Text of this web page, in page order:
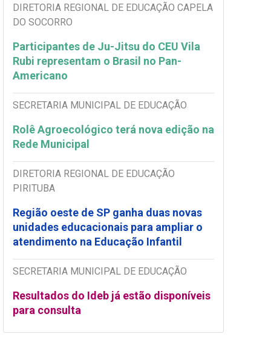
DIRETORIA REGIONAL DE EDUCAÇÃO CAPELA
DO SOCORRO
Participantes de Ju-Jitsu do CEU Vila
Rubi representam o Brasil no Pan-
Americano
SECRETARIA MUNICIPAL DE EDUCAÇÃO
Rolê Agroecológico terá nova edição na
Rede Municipal
DIRETORIA REGIONAL DE EDUCAÇÃO
PIRITUBA
Região oeste de SP ganha duas novas
unidades educacionais para ampliar o
atendimento na Educação Infantil
SECRETARIA MUNICIPAL DE EDUCAÇÃO
Resultados do Ideb já estão disponíveis
para consulta